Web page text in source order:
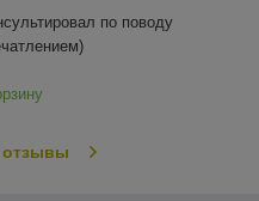
по поводу
отзывы